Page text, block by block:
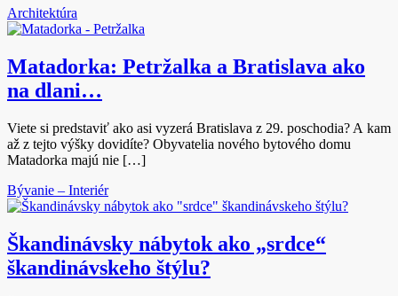
Architektúra
Matadorka: Petržalka a Bratislava ako
na dlani…
Viete si predstaviť ako asi vyzerá Bratislava z 29. poschodia? A kam
až z tejto výšky dovidíte? Obyvatelia nového bytového domu
Matadorka majú nie […]
Bývanie – Interiér
Škandinávsky nábytok ako „srdce“
škandinávskeho štýlu?